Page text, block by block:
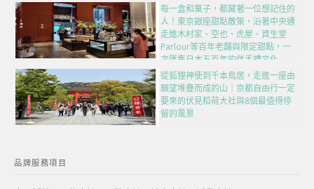
每一盒和菓子，都藏著一位想記住的
人！東京銀座甜點散策，沿著中央通
走進木村家、空也、虎屋、資生堂
Parlour等百年老舖與限定甜點，一
次匯集日本五百年的伴手禮文化
從狐狸神使到千本鳥居，走進一座由
願望堆疊而成的山｜京都自由行一定
要來的伏見稻荷大社與8個最值得停
留的風景
品牌服務項目